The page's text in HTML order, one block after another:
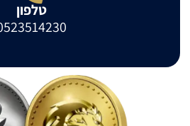
טלפון